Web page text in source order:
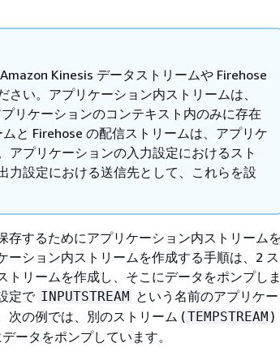
Kinesis データストリームや Firehose
い。アプリケーション内ストリームは、
リケーションのコンテキスト内のみに存在
と Firehose の配信ストリームは、アプリケ
アプリケーションの入力設定におけるスト
力設定における送信先として、これらを設
存するためにアプリケーション内ストリームを
ーション内ストリームを作成する手順は、2 ス
リームを作成し、そこにデータをポンプしま
定で INPUTSTREAM という名前のアプリケー
次の例では、別のストリーム (TEMPSTREAM )
ータをポンプしています。